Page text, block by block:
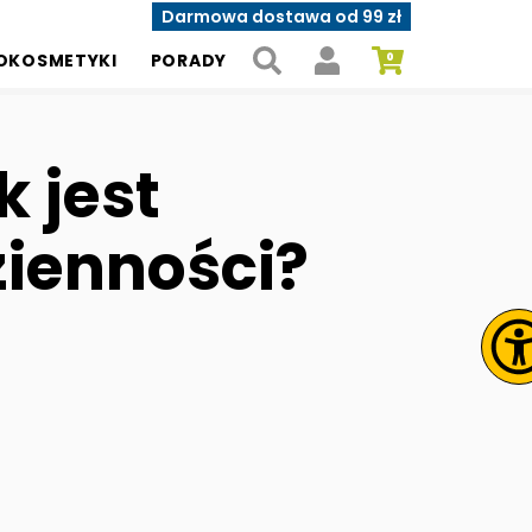
Darmowa dostawa od 99 zł
PORADY
jest